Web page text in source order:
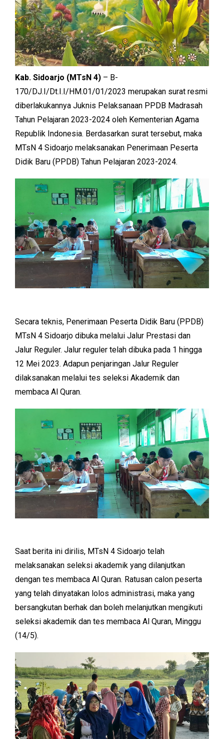
Kab. Sidoarjo (MTsN 4) – B-
170/DJ.I/Dt.I.I/HM.01/01/2023 merupakan surat resmi
diberlakukannya Juknis Pelaksanaan PPDB Madrasah
Tahun Pelajaran 2023-2024 oleh Kementerian Agama
Republik Indonesia. Berdasarkan surat tersebut, maka
MTsN 4 Sidoarjo melaksanakan Penerimaan Peserta
Didik Baru (PPDB) Tahun Pelajaran 2023-2024.
Secara teknis, Penerimaan Peserta Didik Baru (PPDB)
MTsN 4 Sidoarjo dibuka melalui Jalur Prestasi dan
Jalur Reguler. Jalur reguler telah dibuka pada 1 hingga
12 Mei 2023. Adapun penjaringan Jalur Reguler
dilaksanakan melalui tes seleksi Akademik dan
membaca Al Quran.
Saat berita ini dirilis, MTsN 4 Sidoarjo telah
melaksanakan seleksi akademik yang dilanjutkan
dengan tes membaca Al Quran. Ratusan calon peserta
yang telah dinyatakan lolos administrasi, maka yang
bersangkutan berhak dan boleh melanjutkan mengikuti
seleksi akademik dan tes membaca Al Quran, Minggu
(14/5).